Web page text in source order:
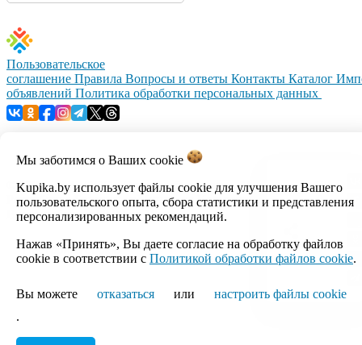
Мы заботимся о Ваших cookie
Kupika.by использует файлы cookie для улучшения Вашего
пользовательского опыта, сбора статистики и представления
персонализированных рекомендаций.
Нажав «Принять», Вы даете согласие на обработку файлов
cookie в соответствии с Политикой обработки файлов cookie.
Вы можете отказаться или
настроить файлы cookie
.
Пользовательское
соглашение Правила Вопросы и ответы Контакты Каталог
объявлений Политика обработки персональных данных
© 1999–2026, ООО «Открытый контакт». УНП 100008738.
Республика Беларусь, г.Минск, ул.Кальварийская, 17-518.
Время работы с 09:00 до 18:00.
Настройка cookie